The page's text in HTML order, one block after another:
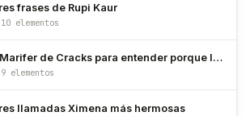
frases de Rupi Kaur
elementos
de Cracks para entender porque la amamos
elementos
llamadas Ximena más hermosas